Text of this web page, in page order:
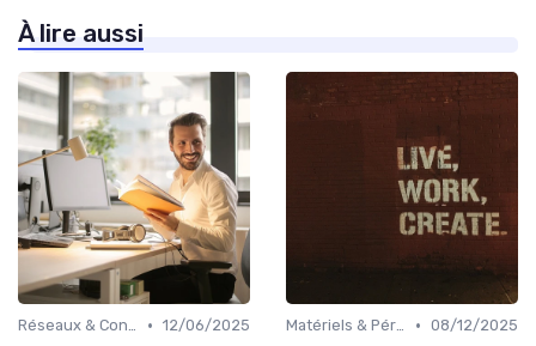
À lire aussi
Réseaux & Connectivité • 12/06/2025
Matériels & Périphériques • 08/12/2025